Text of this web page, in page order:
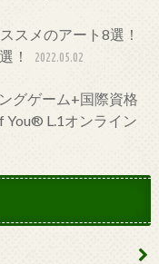
スメのアート8選！
！
2022.05.02
グゲーム+国際資格
You® L.1オンライン